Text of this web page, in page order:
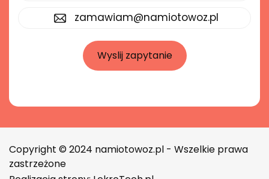
zamawiam@namiotowoz.pl
Wyslij zapytanie
Copyright © 2024 namiotowoz.pl - Wszelkie prawa
zastrzeżone